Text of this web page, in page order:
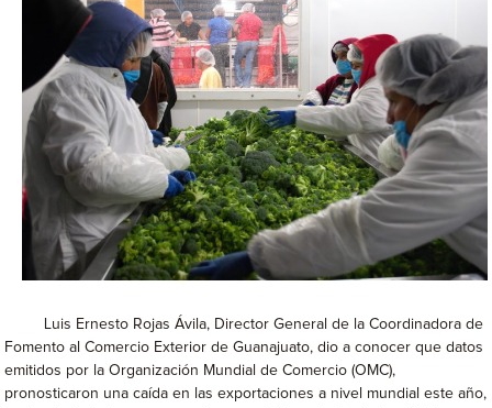
Luis Ernesto Rojas Ávila, Director General de la Coordinadora de
Fomento al Comercio Exterior de Guanajuato, dio a conocer que datos
emitidos por la Organización Mundial de Comercio (OMC),
pronosticaron una caída en las exportaciones a nivel mundial este año,